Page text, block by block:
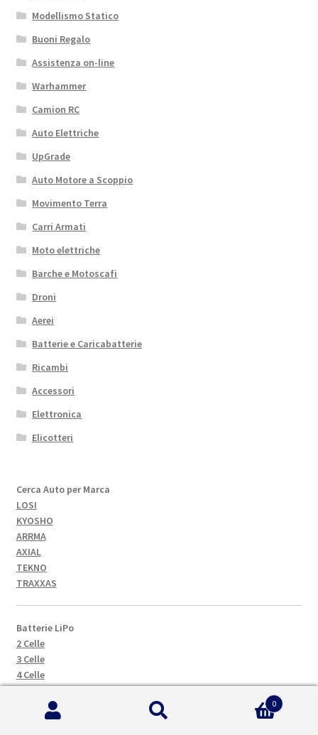
Modellismo Statico
Buoni Regalo
Assistenza on-line
Warhammer
Camion RC
Auto Elettriche
UpGrade
Auto Motore a Scoppio
Movimento Terra
Carri Armati
Moto elettriche
Barche e Motoscafi
Droni
Aerei
Batterie e Caricabatterie
Ricambi
Accessori
Elettronica
Elicotteri
Cerca Auto per Marca
LOSI
KYOSHO
ARRMA
AXIAL
TEKNO
TRAXXAS
Batterie LiPo
2 Celle
3 Celle
4 Celle
5 Celle
0